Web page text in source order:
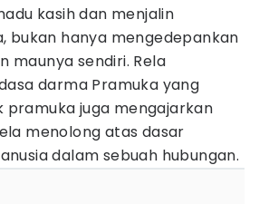
kasih dan menjalin
bukan hanya mengedepankan
maunya sendiri. Rela
darma Pramuka yang
pramuka juga mengajarkan
menolong atas dasar
dalam sebuah hubungan.